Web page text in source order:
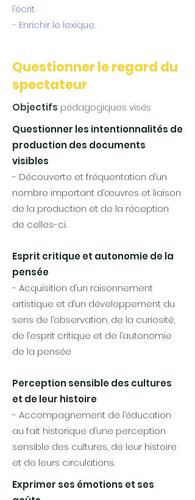
l’écrit.
- Enrichir le lexique.
Questionnerle regard du
spectateur
Objectifs pédagogiques visés
Questionner les intentionnalités de
production des documents
visibles
- Découverte et fréquentation d’un
nombre important d’œuvres et liaison
de la production et de la réception
de celles-ci.
Esprit critique et autonomie de la
pensée
- Acquisition d’un raisonnement
artistique et d’un développement du
sens de l’observation, de la curiosité,
de l’esprit critique et de l’autonomie
de la pensée
Perception sensible des cultures
et de leur histoire
- Accompagnement de l’éducation
au fait historique d’une perception
sensible des cultures, de leur histoire
et de leurs circulations.
Exprimer ses émotions et ses